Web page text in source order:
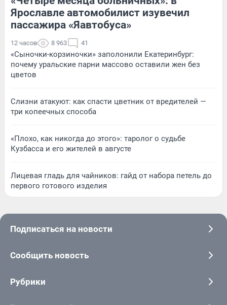
Ярославле автомобилист изувечил
пассажира «Яавтобуса»
12 часов 8 963 41
«Сыночки-корзиночки» заполонили Екатеринбург:
почему уральские парни массово оставили жен без
цветов
Слизни атакуют: как спасти цветник от вредителей —
три копеечных способа
«Плохо, как никогда до этого»: таролог о судьбе
Кузбасса и его жителей в августе
Лицевая гладь для чайников: гайд от набора петель до
первого готового изделия
Подписаться на новости
Сообщить новость
Рубрики